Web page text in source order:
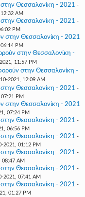
στην Θεσσαλονίκη - 2021 -
AM
στην Θεσσαλονίκη - 2021 -
PM
στην Θεσσαλονίκη - 2021
PM
στην Θεσσαλονίκη -
11:57 PM
στην Θεσσαλονίκη -
2021, 12:09 AM
στην Θεσσαλονίκη - 2021 -
PM
στην Θεσσαλονίκη - 2021
07:24 PM
στην Θεσσαλονίκη - 2021 -
06:56 PM
στην Θεσσαλονίκη - 2021 -
2021, 01:12 PM
στην Θεσσαλονίκη - 2021 -
AM
στην Θεσσαλονίκη - 2021 -
2021, 07:41 AM
στην Θεσσαλονίκη - 2021 -
01:27 PM